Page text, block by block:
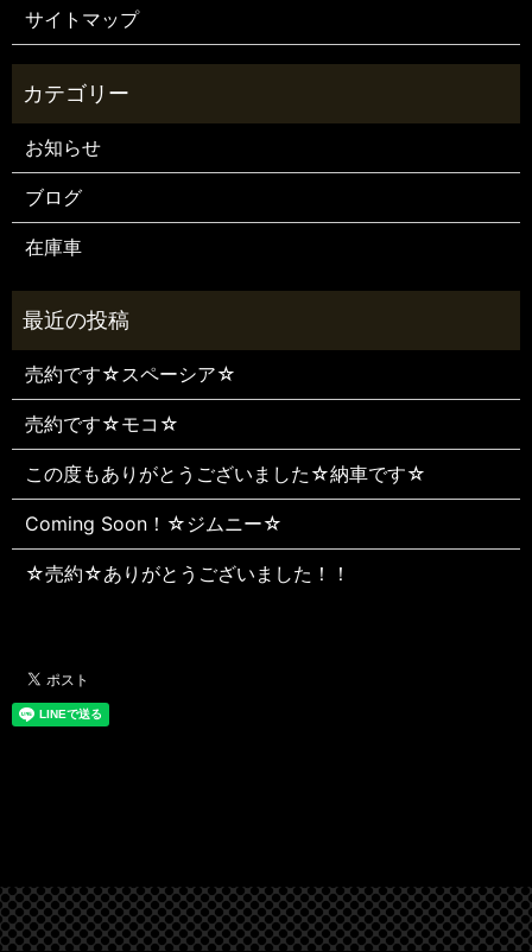
サイトマップ
お知らせ
ブログ
在庫車
売約です☆スペーシア☆
売約です☆モコ☆
この度もありがとうございました☆納車です☆
Coming Soon！☆ジムニー☆
☆売約☆ありがとうございました！！